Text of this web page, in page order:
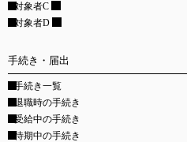
対象者C
対象者D
手続き・届出
手続き一覧
退職時の手続き
受給中の手続き
待期中の手続き